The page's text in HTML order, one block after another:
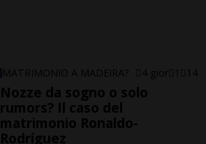
MATRIMONIO A MADEIRA? 4 gior 1 14
Nozze da sogno o solo
rumors? Il caso del
matrimonio Ronaldo-
Rodríguez